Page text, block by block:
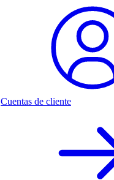
Cuentas de cliente